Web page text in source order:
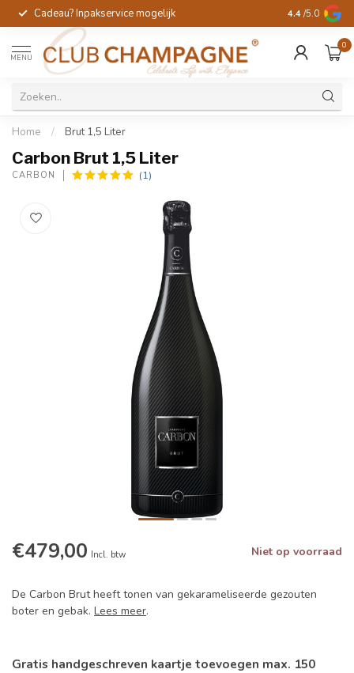
Cadeau? Inpakservice mogelijk Gratis
4.4 /5.0
MENU
0
Home / Brut 1,5 Liter
Carbon Brut 1,5 Liter
CARBON (1)
€479,00 Incl. btw Niet op voorraad
De Carbon Brut heeft tonen van gekarameliseerde gezouten
boter en gebak. Lees meer.
Gratis handgeschreven kaartje toevoegen max. 150